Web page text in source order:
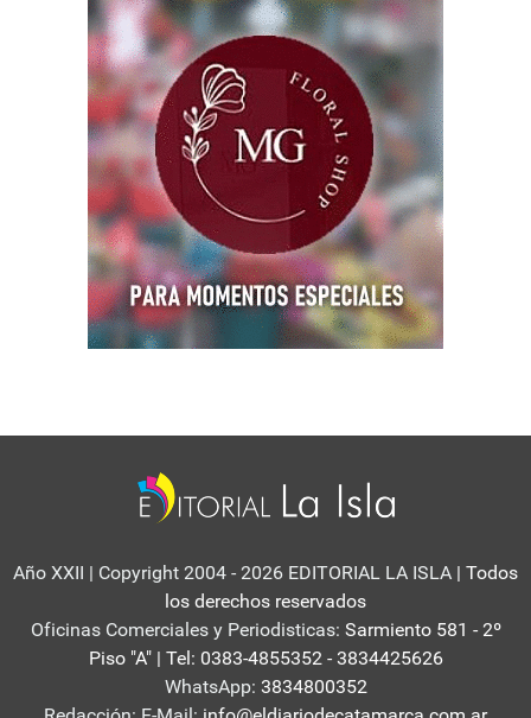
Año XXII | Copyright 2004 - 2026 EDITORIAL LA ISLA | Todos
los derechos reservados
Oficinas Comerciales y Periodisticas: Sarmiento 581 - 2º
Piso "A" | Tel: 0383-4855352 - 3834425626
WhatsApp: 3834800352